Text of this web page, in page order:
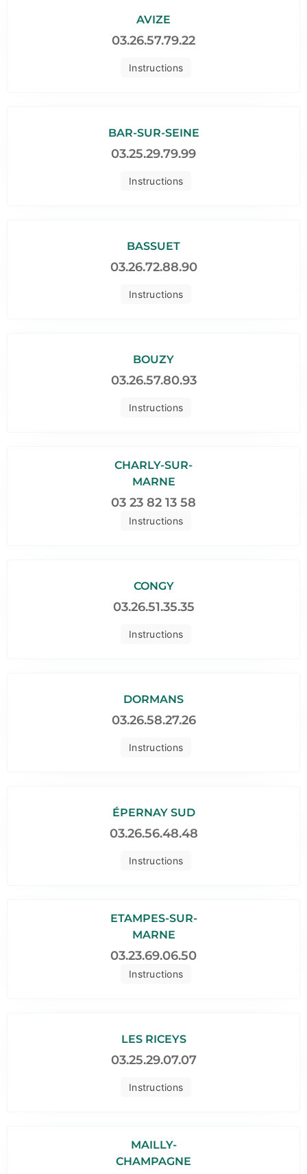
Instructions
AVIZE
03.26.57.79.22
Instructions
BAR-SUR-SEINE
03.25.29.79.99
Instructions
BASSUET
03.26.72.88.90
Instructions
BOUZY
03.26.57.80.93
Instructions
CHARLY-SUR-
MARNE
03 23 82 13 58
Instructions
CONGY
03.26.51.35.35
Instructions
DORMANS
03.26.58.27.26
Instructions
ÉPERNAY SUD
03.26.56.48.48
Instructions
ETAMPES-SUR-
MARNE
03.23.69.06.50
Instructions
LES RICEYS
03.25.29.07.07
MAILLY-
CHAMPAGNE